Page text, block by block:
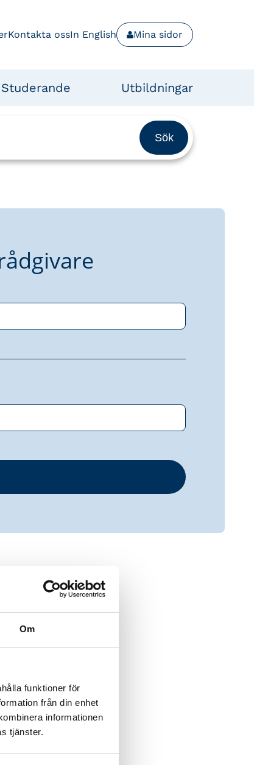
Om
funktioner för
från din enhet
informationen
tjänster.
Kontakta ossIn English Mina sidor
Studerande Utbildningar